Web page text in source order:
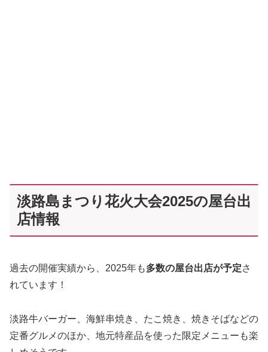
淡路島まつり花火大会2025の屋台出
店情報
過去の開催実績から、2025年も多数の屋台出店が予定さ
れています！
淡路牛バーガー、海鮮串焼き、たこ焼き、焼きそばなどの
定番グルメのほか、地元特産品を使った限定メニューも楽